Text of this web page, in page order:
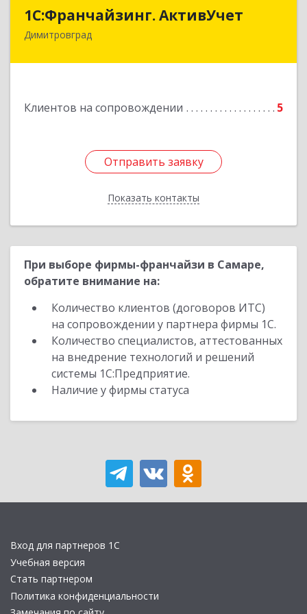
1С:Франчайзинг. АктивУчет
Димитровград
Клиентов на сопровождении 5
Отправить заявку
Показать контакты
1С:Франчайзинг. АктивУчет
433505, Ульяновская обл., г. Димитровград, ул.
Отправить заявку
Назад
При выборе фирмы-франчайзи в Самаре,
обратите внимание на:
Количество клиентов (договоров ИТС)
на сопровождении у партнера фирмы 1С.
Количество специалистов, аттестованных
на внедрение технологий и решений
системы 1С:Предприятие.
Наличие у фирмы статуса
Вход для партнеров 1С
Учебная версия
Стать партнером
Политика конфиденциальности